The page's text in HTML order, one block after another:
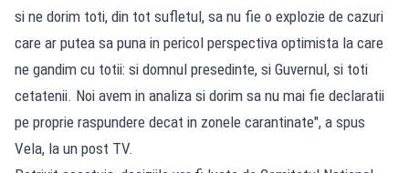
si ne dorim toti, din tot sufletul, sa nu fie o explozie de cazuri
care ar putea sa puna in pericol perspectiva optimista la care
ne gandim cu totii: si domnul presedinte, si Guvernul, si toti
cetatenii. Noi avem in analiza si dorim sa nu mai fie declaratii
pe proprie raspundere decat in zonele carantinate", a spus
Vela, la un post TV.